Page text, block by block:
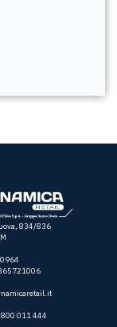
834/836
800 011 444